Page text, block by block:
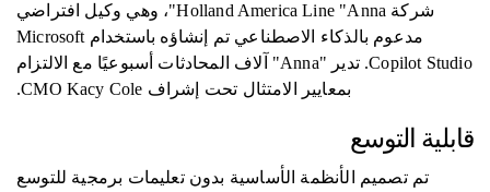
شركة Holland America Line "Anna"، وهي وكيل افتراضي
مدعوم بالذكاء الاصطناعي تم إنشاؤه باستخدام Microsoft
Copilot Studio. تدير "Anna" آلاف المحادثات أسبوعيًا مع الالتزام
بمعايير الامتثال تحت إشراف CMO Kacy Cole.
قابلية التوسع
تم تصميم الأنظمة الأساسية بدون تعليمات برمجية للتوسع